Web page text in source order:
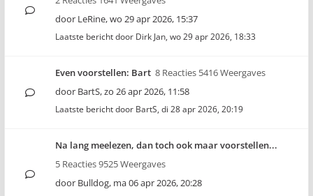
door LeRine,wo 29 apr 2026, 15:37
Laatste bericht door Dirk Jan, wo 29 apr 2026, 18:33
Even voorstellen: Bart 8 Reacties 5416 Weergaves
door BartS,zo 26 apr 2026, 11:58
Laatste bericht door BartS, di 28 apr 2026, 20:19
Na lang meelezen, dan toch ook maar voorstellen...
5 Reacties 9525 Weergaves
door Bulldog, ma 06 apr 2026, 20:28